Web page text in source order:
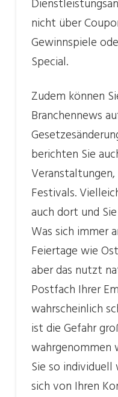
nicht über
Gewinnspiele
Special.
Zudem können
Branchennews
berichten Sie
Festivals.
auch dort und
Was sich immer
Feiertage wie
aber das nutzt
Postfach Ihrer
wahrscheinlich
ist die Gefahr
wahrgenommen
Sie so
sich von Ihren